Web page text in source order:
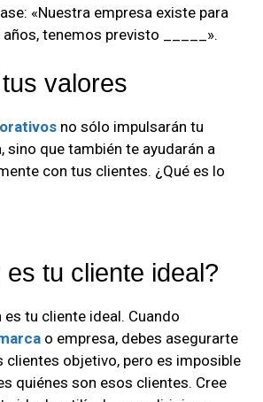
«Nuestra empresa existe para
años, tenemos previsto _____».
valores
no sólo impulsarán tu
sino que también te ayudarán a
con tus clientes. ¿Qué es lo
es tu cliente ideal?
es tu cliente ideal. Cuando
o empresa, debes asegurarte
clientes objetivo, pero es imposible
quiénes son esos clientes. Cree